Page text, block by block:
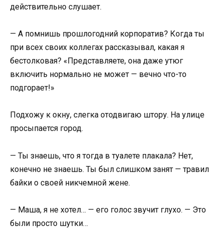
действительно слушает.
— А помнишь прошлогодний корпоратив? Когда ты
при всех своих коллегах рассказывал, какая я
бестолковая? «Представляете, она даже утюг
включить нормально не может — вечно что-то
подгорает!»
Подхожу к окну, слегка отодвигаю штору. На улице
просыпается город.
— Ты знаешь, что я тогда в туалете плакала? Нет,
конечно не знаешь. Ты был слишком занят — травил
байки о своей никчемной жене.
— Маша, я не хотел… — его голос звучит глухо. — Это
были просто шутки…